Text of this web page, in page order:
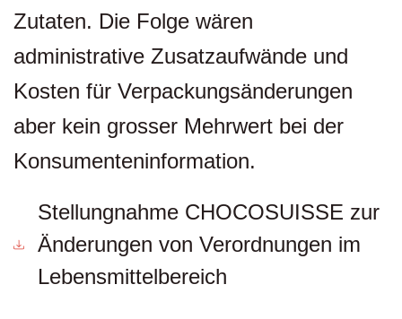
Zutaten. Die Folge wären
administrative Zusatzaufwände und
Kosten für Verpackungsänderungen
aber kein grosser Mehrwert bei der
Konsumenteninformation.
Stellungnahme CHOCOSUISSE zur
Änderungen von Verordnungen im
Lebensmittelbereich